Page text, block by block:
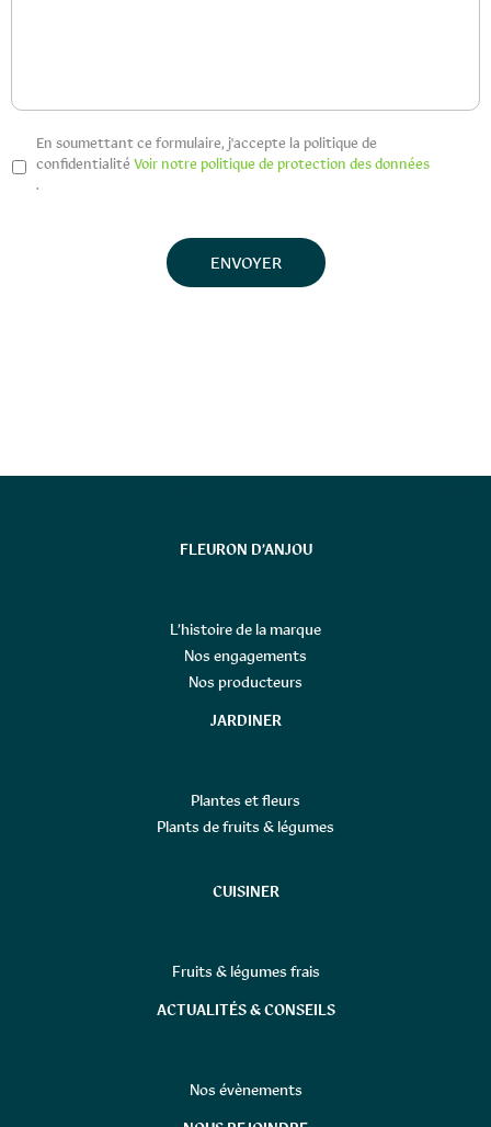
Privacy *
En soumettant ce formulaire, j'accepte la politique de
confidentialité Voir notre politique de protection des données
.
FLEURON D’ANJOU
L’histoire de la marque
Nos engagements
Nos producteurs
JARDINER
Plantes et fleurs
Plants de fruits & légumes
CUISINER
Fruits & légumes frais
ACTUALITÉS & CONSEILS
Nos évènements